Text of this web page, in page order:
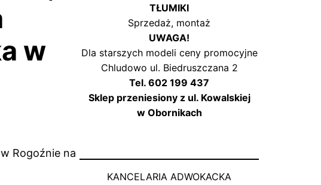
w
Rogoźnie na
TŁUMIKI
Sprzedaż, montaż
UWAGA!
Dla starszych modeli ceny promocyjne
Chludowo ul. Biedruszczana 2
Tel. 602 199 437
Sklep przeniesiony z ul. Kowalskiej
w Obornikach
KANCELARIA ADWOKACKA